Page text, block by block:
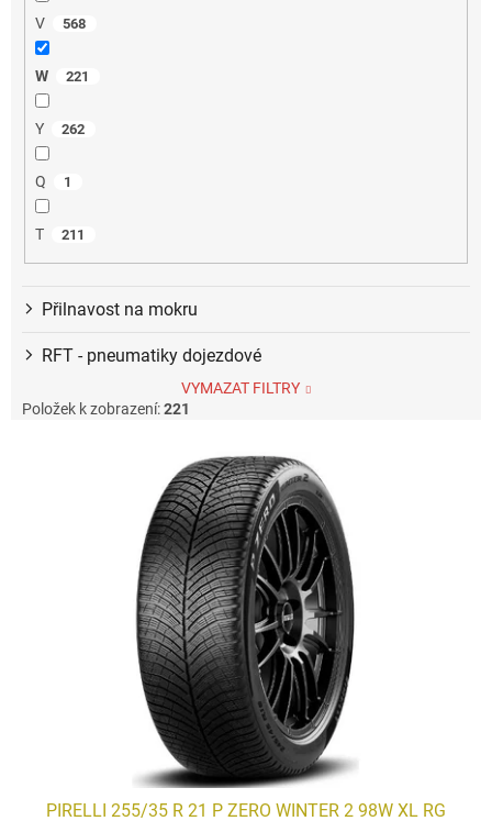
V 568
W 221
Y 262
Q 1
T 211
Přilnavost na mokru
RFT - pneumatiky dojezdové
VYMAZAT FILTRY
Položek k zobrazení:221
PIRELLI 255/35 R 21 P ZERO WINTER 2 98W XL RG